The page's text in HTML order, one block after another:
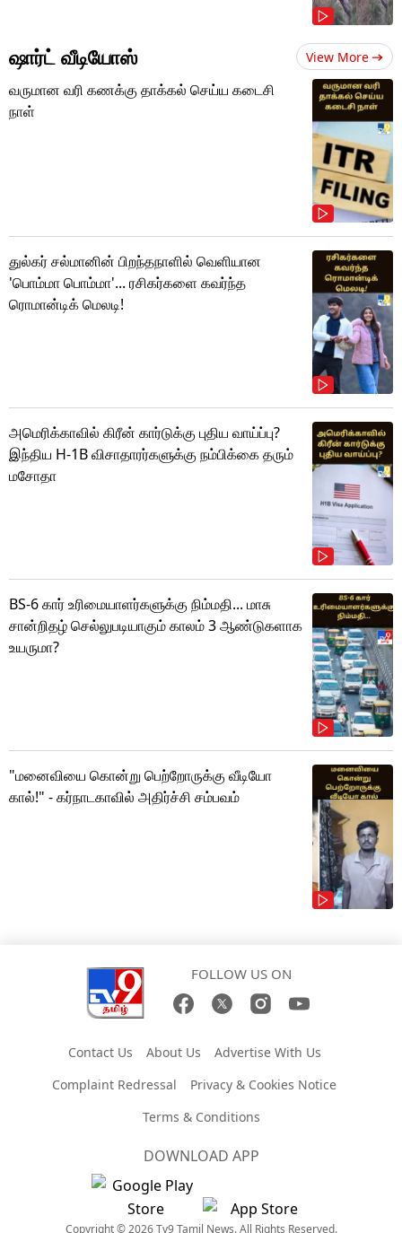
ஷார்ட் வீடியோஸ் View More
வருமான வரி கணக்கு தாக்கல் செய்ய கடைசி
நாள்
துல்கர் சல்மானின் பிறந்தநாளில் வெளியான
'பொம்மா பொம்மா'... ரசிகர்களை கவர்ந்த
ரொமான்டிக் மெலடி!
அமெரிக்காவில் கிரீன் கார்டுக்கு புதிய வாய்ப்பு?
இந்திய H-1B விசாதாரர்களுக்கு நம்பிக்கை தரும்
மசோதா
BS-6 கார் உரிமையாளர்களுக்கு நிம்மதி... மாசு
சான்றிதழ் செல்லுபடியாகும் காலம் 3 ஆண்டுகளாக
உயருமா?
"மனைவியை கொன்று பெற்றோருக்கு வீடியோ
கால்!" - கர்நாடகாவில் அதிர்ச்சி சம்பவம்
FOLLOW US ON
Contact Us About Us
Advertise With Us
Complaint Redressal
Privacy & Cookies Notice
Terms & Conditions
DOWNLOAD APP
Copyright © 2026 Tv9 Tamil News. All Rights Reserved.